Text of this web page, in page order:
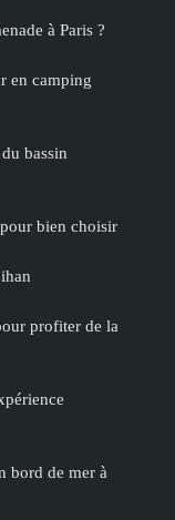
à Paris ?
en camping
bassin
bien choisir
profiter de la
bord de mer à